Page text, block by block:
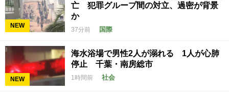
NEW
亡 犯罪グループ間の対立、過密が背景
か
37分前 国際
NEW
海水浴場で男性2人が溺れる 1人が心肺
停止 千葉・南房総市
1時間前 社会